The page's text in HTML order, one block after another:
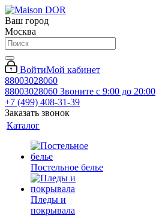
Ваш город
Москва
ВойтиМой кабинет
88003028060
88003028060 Звоните с 9:00 до 20:00
+7 (499) 408-31-39
Заказать звонок
Каталог
Постельное белье
Пледы и
покрывала